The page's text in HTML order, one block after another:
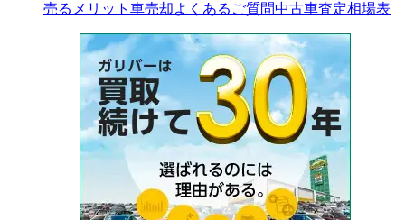
売るメリット 車売却よくあるご質問中古車査定相場表